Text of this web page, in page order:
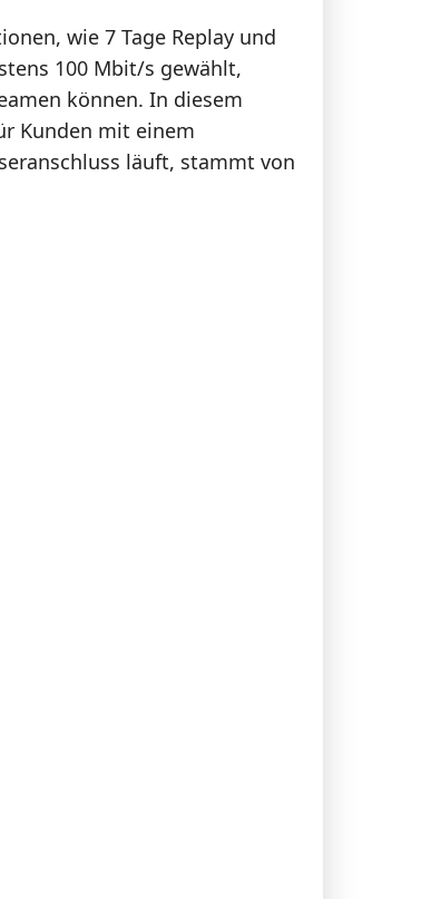
wie 7 Tage Replay und
100 Mbit/s gewählt,
können. In diesem
Kunden mit einem
läuft, stammt von